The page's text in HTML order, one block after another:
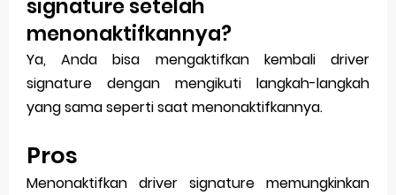
signature setelah
menonaktifkannya?
Ya, Anda bisa mengaktifkan kembali driver
signature dengan mengikuti langkah-langkah
yang sama seperti saat menonaktifkannya.
Pros
Menonaktifkan driver signature memungkinkan